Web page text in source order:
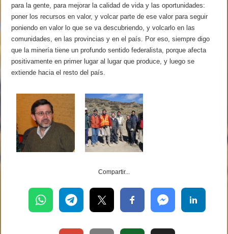
para la gente, para mejorar la calidad de vida y las oportunidades:
poner los recursos en valor, y volcar parte de ese valor para seguir
poniendo en valor lo que se va descubriendo, y volcarlo en las
comunidades, en las provincias y en el país. Por eso, siempre digo
que la minería tiene un profundo sentido federalista, porque afecta
positivamente en primer lugar al lugar que produce, y luego se
extiende hacia el resto del país.
Compartir...